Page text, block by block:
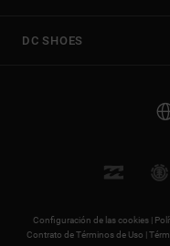
DC SHOES
Configuración de las cookies |
Contrato de Términos de Uso |